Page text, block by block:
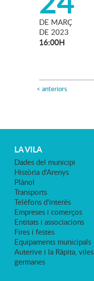
DE MARÇ
DE 2023
16:00H
< anteriors
LA VILA
Dades del municipi
Història d'Arenys
Plànol
Transports
Telèfons d'interès
Empreses i comerços
Entitats i associacions
Fires i festes
Equipaments municipals
Auterive i la Ràpita, viles
germanes